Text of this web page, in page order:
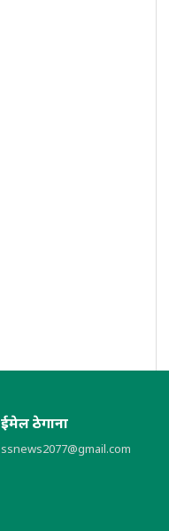
ईमेल ठेगाना
ssnews2077@gmail.com